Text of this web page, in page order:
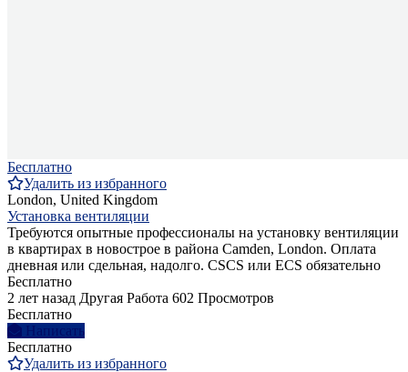
Бесплатно
Удалить из избранного
London, United Kingdom
Установка вентиляции
Требуются опытные профессионалы на установку вентиляции
в квартирах в новострое в района Camden, London. Оплата
дневная или сдельная, надолго. CSCS или ECS обязательно
Бесплатно
2 лет назад Другая Работа 602 Просмотров
Бесплатно
Написать
Бесплатно
Удалить из избранного